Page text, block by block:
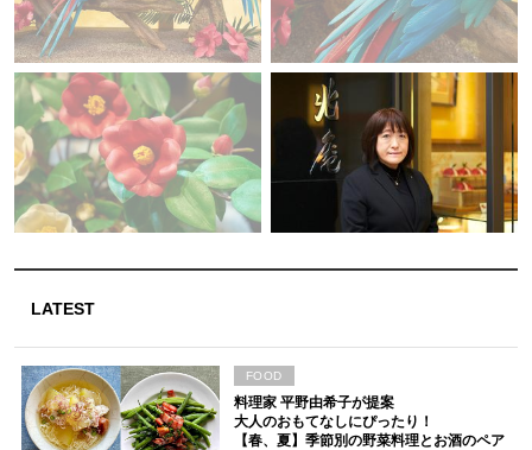
LATEST
料理家 平野由希子が提案
大人のおもてなしにぴったり！
【春、夏】季節別の野菜料理とお酒のペア
FOOD